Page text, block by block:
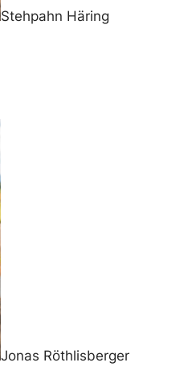
Stehpahn Häring
Jonas Röthlisberger